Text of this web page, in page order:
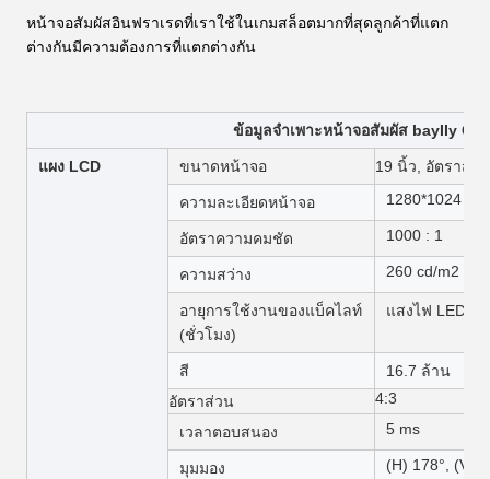
หน้าจอสัมผัสอินฟราเรดที่เราใช้ในเกมสล็อตมากที่สุดลูกค้าที่แตก
ต่างกันมีความต้องการที่แตกต่างกัน
ข้อมูลจำเพาะหน้าจอสัมผัส bayIIy
แผง LCD ขนาดหน้าจอ 19 นิ้ว, อัตราส่ว
ความละเอียดหน้าจอ 1280*1024
อัตราความคมชัด 1000 : 1
ความสว่าง 260 cd/m2
อายุการใช้งานของแบ็คไลท์
(ชั่วโมง)
แสงไฟ LED/
สี
16.7 ล้าน
อัตราส่วน
4:3
เวลาตอบสนอง
5 ms
มุมมอง (H) 178°, (V)